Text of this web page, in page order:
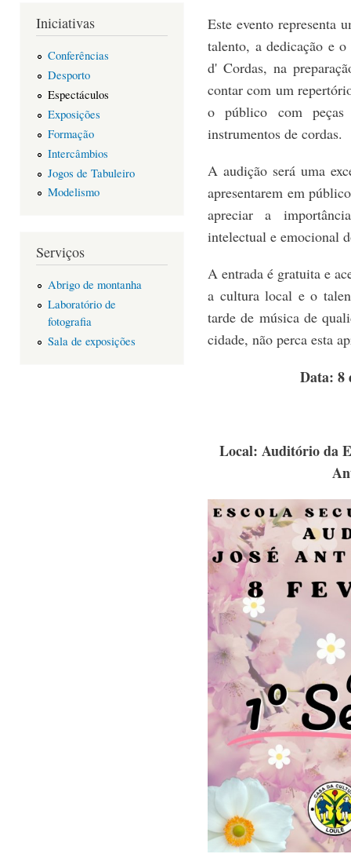
Iniciativas
Conferências
Desporto
Espectáculos
Exposições
Formação
Intercâmbios
Jogos de Tabuleiro
Modelismo
Serviços
Abrigo de montanha
Laboratório de
fotografia
Sala de exposições
Este evento representa
talento, a dedicação e
d' Cordas, na
contar com um
o público com peças
instrumentos de cordas.
A audição será uma
apresentarem em
apreciar a
intelectual e emocional
A entrada é gratuita e
a cultura local e o
tarde de música de
cidade, não perca esta
Data: 8
Local: Auditório da